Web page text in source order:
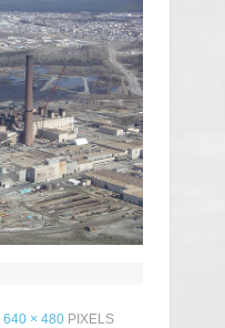
640 × 480PIXELS